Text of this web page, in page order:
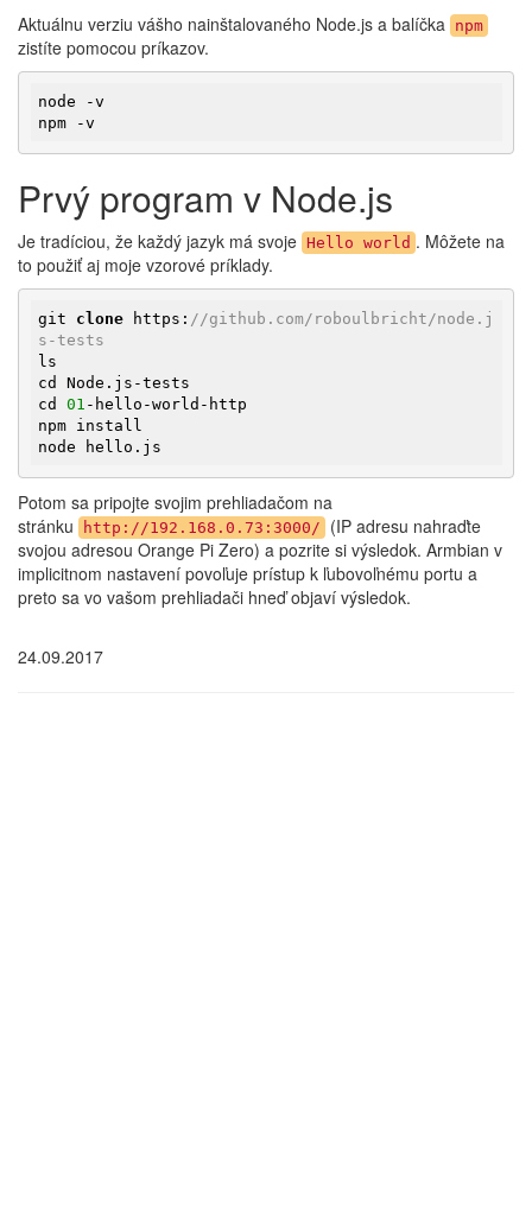
Aktuálnu verziu vášho nainštalovaného Node.js a balíčka npm
zistíte pomocou príkazov.
node -v
npm -v
Prvý program v Node.js
Je tradíciou, že každý jazyk má svoje Hello world . Môžete na
to použiť aj moje vzorové príklady.
git clone https: //github.com/roboulbricht/node.j
s-tests
ls
cd Node.js-tests
cd 01 -hello-world-http
npm install
node hello.js
Potom sa pripojte svojim prehliadačom na
stránku
http://192.168.0.73:3000/
(IP adresu nahraďte
svojou adresou Orange Pi Zero) a pozrite si výsledok. Armbian v
implicitnom nastavení povoľuje prístup k ľubovoľnému portu a
preto sa vo vašom prehliadači hneď objaví výsledok.
24.09.2017